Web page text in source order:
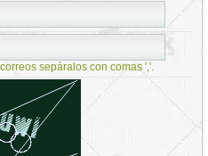
sepáralos con comas ','.